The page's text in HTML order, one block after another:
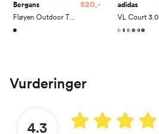
Bergans
Fløyen Outdoor Tights
520,-
adidas
VL Court 3.0
Vurderinger
4.3